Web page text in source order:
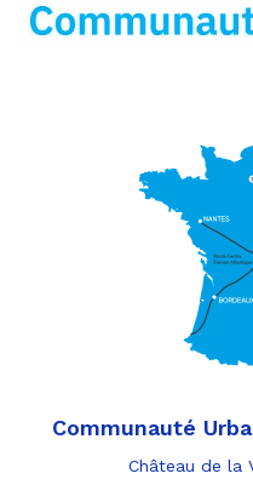
Communauté
Château de la